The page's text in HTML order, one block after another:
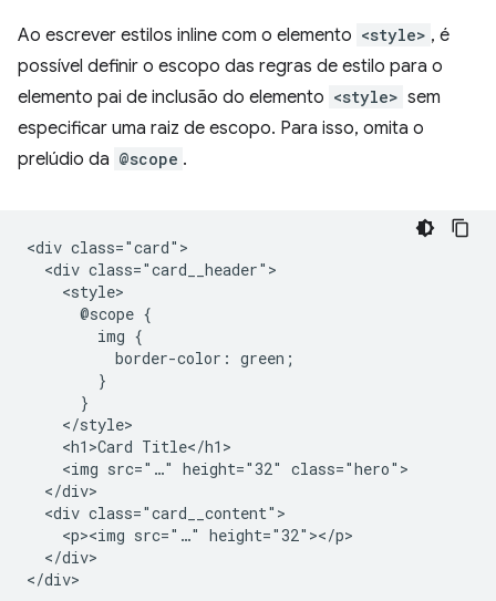
Ao escrever estilos inline com o elemento <style> , é
possível definir o escopo das regras de estilo para o
elemento pai de inclusão do elemento <style> sem
especificar uma raiz de escopo. Para isso, omita o
prelúdio da @scope .
<div class="card">
  <div class="card__header">
    <style>
      @scope {
        img {
          border-color: green;
        }
      }
    </style>
    <h1>Card Title</h1>
    <img src="…" height="32" class="hero">
  </div>
  <div class="card__content">
    <p><img src="…" height="32"></p>
  </div>